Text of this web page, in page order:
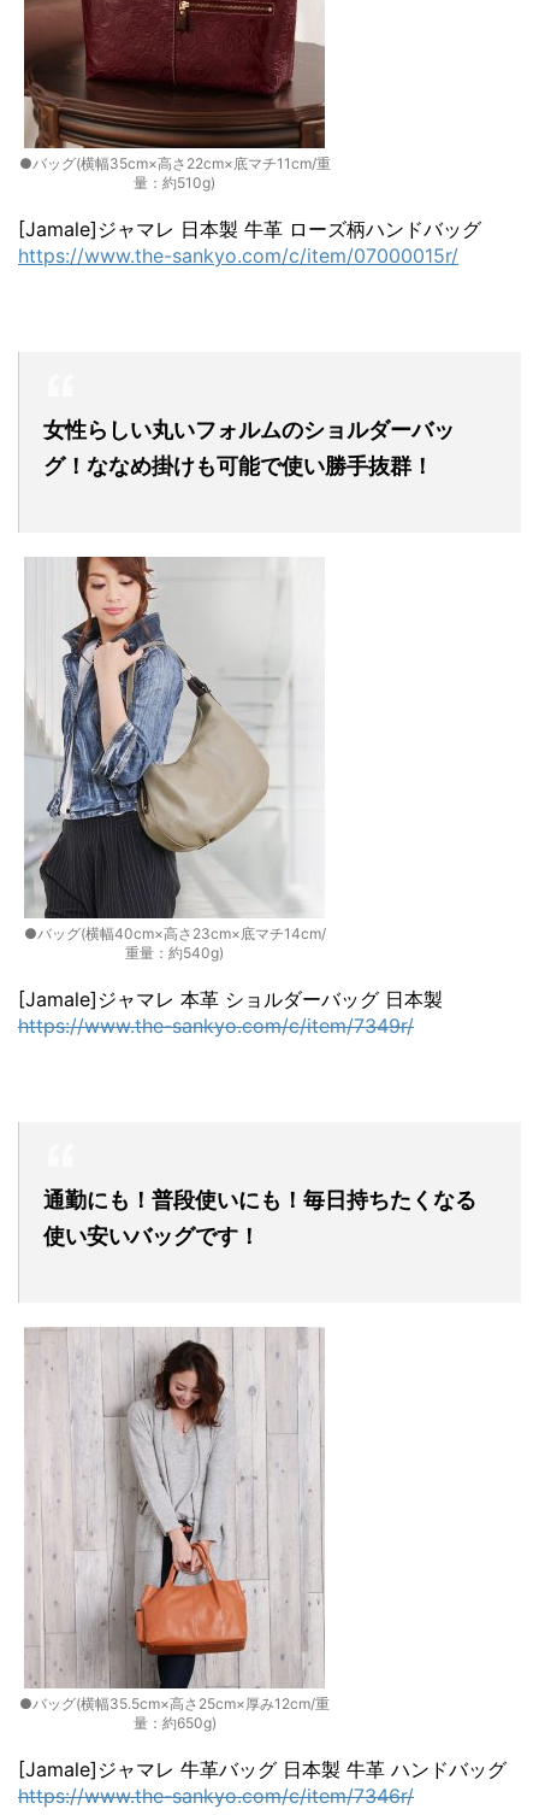
●バッグ(横幅35cm×高さ22cm×底マチ11cm/重
量：約510g)
[Jamale]ジャマレ 日本製 牛革 ローズ柄ハンドバッグ
https://www.the-sankyo.com/c/item/07000015r/
女性らしい丸いフォルムのショルダーバッ
グ！ななめ掛けも可能で使い勝手抜群！
●バッグ(横幅40cm×高さ23cm×底マチ14cm/
重量：約540g)
[Jamale]ジャマレ 本革 ショルダーバッグ 日本製
https://www.the-sankyo.com/c/item/7349r/
通勤にも！普段使いにも！毎日持ちたくなる
使い安いバッグです！
●バッグ(横幅35.5cm×高さ25cm×厚み12cm/重
量：約650g)
[Jamale]ジャマレ 牛革バッグ 日本製 牛革 ハンドバッグ
https://www.the-sankyo.com/c/item/7346r/